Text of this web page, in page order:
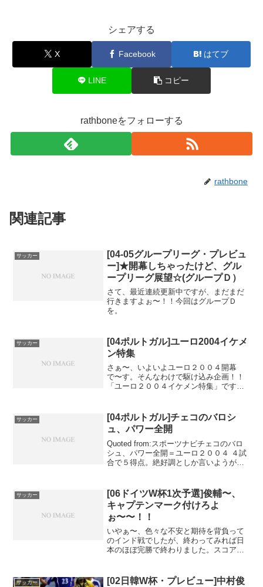
シェアする
X Facebook はてブ
LINE コピー
rathboneをフォローする
rathbone
関連記事
サッカー
[04-05グループリーグ・プレビュ
ー]★開幕しちゃったけど、グル
ープリーグ展望☆(グループＤ）
さて、最近連続更新中ですが、まだまだ
行きますよぉ〜！！今回はグループＤ
を。
サッカー
[04ポルトガル]ユーロ2004イケメ
ン特集
さぁ〜、いよいよユーロ２００４開幕
で〜す。そんなわけで駆け込み企画！！
「ユーロ２００４イケメン特集」です。
サッカー
[04ポルトガル]チェコのバロシ
ュ、パワー全開
Quoted from:スポーツナビチェコのバロ
シュ、パワー全開＝ユーロ２００４ ４試
合で５得点。絶好調としか言いようがな
サッカー
[06ドイツW杯1次予選]俊輔〜、
キャプテンマーク付けろよ
ぉ〜〜！！
いやぁ〜、色々な不安と期待を背負って
のインド戦でしたが、終わってみれば日
本のほぼ完勝で終わりました。スコアは
サッカー
[02日韓W杯・プレビュー]中村俊